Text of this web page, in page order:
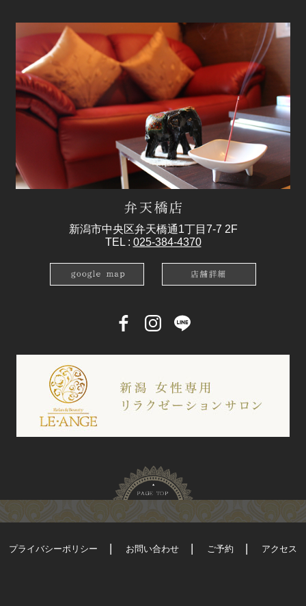
新潟市中央区弁天橋通1丁目7-7 2F
TEL : 025-384-4370
プライバシーポリシー お問い合わせ ご予約 アクセス